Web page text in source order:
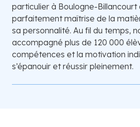
particulier à Boulogne-Billancourt
parfaitement maîtrise de la
sa personnalité. Au fil du temps,
accompagné plus de 120 000
compétences et la motivation
s’épanouir et réussir pleinement.